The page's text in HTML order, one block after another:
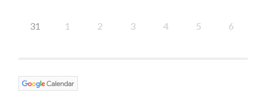
31 1 2 3 4 5 6